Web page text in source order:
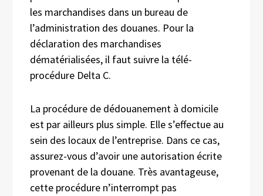
les marchandises dans un bureau de
l’administration des douanes. Pour la
déclaration des marchandises
dématérialisées, il faut suivre la télé-
procédure Delta C.
La procédure de dédouanement à domicile
est par ailleurs plus simple. Elle s’effectue au
sein des locaux de l’entreprise. Dans ce cas,
assurez-vous d’avoir une autorisation écrite
provenant de la douane. Très avantageuse,
cette procédure n’interrompt pas